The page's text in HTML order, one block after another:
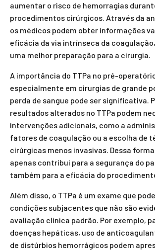
aumentar o risco de hemorragias
procedimentos cirúrgicos. Através da
os médicos podem obter informações
eficácia da via intrínseca da
uma melhor preparação para a cirurgia.
A importância do TTPa no pré-
especialmente em cirurgias de grande
perda de sangue pode ser significativa.
resultados alterados no TTPa podem
intervenções adicionais, como a
fatores de coagulação ou a escolha de
cirúrgicas menos invasivas. Dessa
apenas contribui para a segurança do
também para a eficácia do
Além disso, o TTPa é um exame que
condições subjacentes que não são
avaliação clínica padrão. Por exemplo,
doenças hepáticas, uso de
de distúrbios hemorrágicos podem